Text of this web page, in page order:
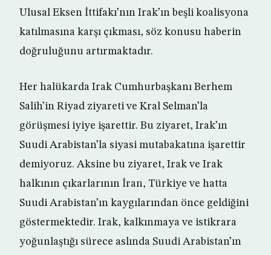
Ulusal Eksen İttifakı’nın Irak’ın beşli koalisyona
katılmasına karşı çıkması, söz konusu haberin
doğruluğunu artırmaktadır.
Her halükarda Irak Cumhurbaşkanı Berhem
Salih’in Riyad ziyareti ve Kral Selman’la
görüşmesi iyiye işarettir. Bu ziyaret, Irak’ın
Suudi Arabistan’la siyasi mutabakatına işarettir
demiyoruz. Aksine bu ziyaret, Irak ve Irak
halkının çıkarlarının İran, Türkiye ve hatta
Suudi Arabistan’ın kaygılarından önce geldiğini
göstermektedir. Irak, kalkınmaya ve istikrara
yoğunlaştığı sürece aslında Suudi Arabistan’ın